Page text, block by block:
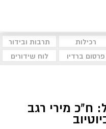
רכילות
תרבות ובידור
פרסום ברדיו לוח שידורים
ח"כ מירי רגב